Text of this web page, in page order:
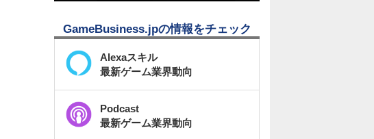
GameBusiness.jpの情報をチェック
Alexaスキル
最新ゲーム業界動向
Podcast
最新ゲーム業界動向